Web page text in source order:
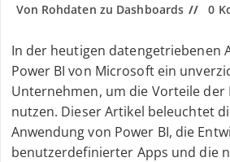
Von Rohdaten zu Dashboards
0
In der heutigen datengetriebenen
Power BI von Microsoft ein
Unternehmen, um die Vorteile der
nutzen. Dieser Artikel beleuchtet
Anwendung von Power BI, die
benutzerdefinierter Apps und die